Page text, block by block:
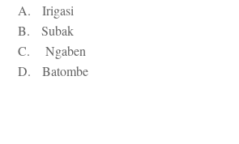
A. Irigasi
B. Subak
C. Ngaben
D. Batombe